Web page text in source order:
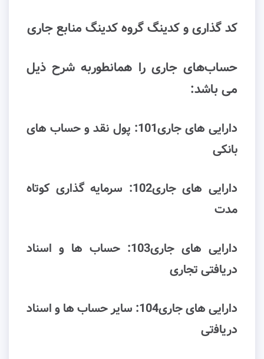
کد گذاری و کدینگ گروه کدینگ منابع جاری
حساب‌های جاری را همانطوربه شرح ذیل
می باشد:
داراﯾﯽ ﻫﺎی ﺟﺎری101: پول نقد و حساب های
بانکی
داراﯾﯽ ﻫﺎی ﺟﺎری102: سرمایه گذاری کوتاه
مدت
دارایی های جاری103: ﺣﺴﺎب ﻫﺎ و اﺳﻨﺎد
درﯾﺎﻓﺘﯽ ﺗﺠﺎری
دارایی های جاری104: ﺳﺎﯾﺮ ﺣﺴﺎب ﻫﺎ و اﺳﻨﺎد
درﯾﺎﻓتی